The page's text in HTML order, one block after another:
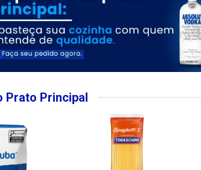
Prato Principal